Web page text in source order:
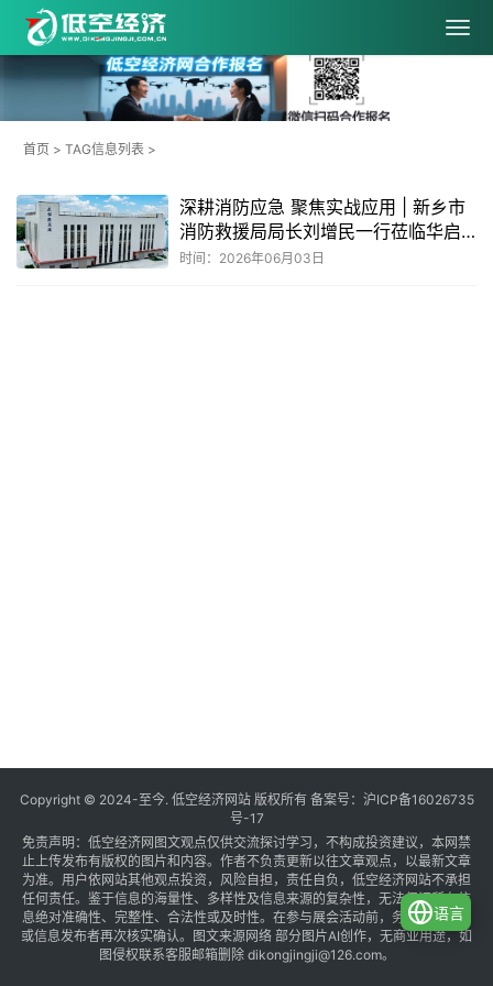
首页 > TAG信息列表 >
深耕消防应急 聚焦实战应用 | 新乡市
消防救援局局长刘增民一行莅临华启
天成开展无人机专项调研
时间：2026年06月03日
Copyright © 2024-至今. 低空经济网站 版权所有 备案号： 沪ICP备16026735
号-17
免责声明：低空经济网图文观点仅供交流探讨学习，不构成投资建议，本网禁
止上传发布有版权的图片和内容。作者不负责更新以往文章观点，以最新文章
为准。用户依网站其他观点投资，风险自担，责任自负，低空经济网站不承担
任何责任。鉴于信息的海量性、多样性及信息来源的复杂性，无法保证所有信
息绝对准确性、完整性、合法性或及时性。在参与展会活动前，务必与组织方
或信息发布者再次核实确认。图文来源网络 部分图片AI创作，无商业用途，如
图侵权联系客服邮箱删除 dikongjingji@126.com。
语言